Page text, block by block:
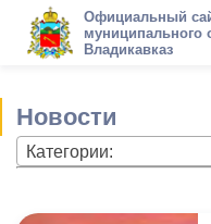
Официальный
муниципального
Владикавказ
Новости
Категории: